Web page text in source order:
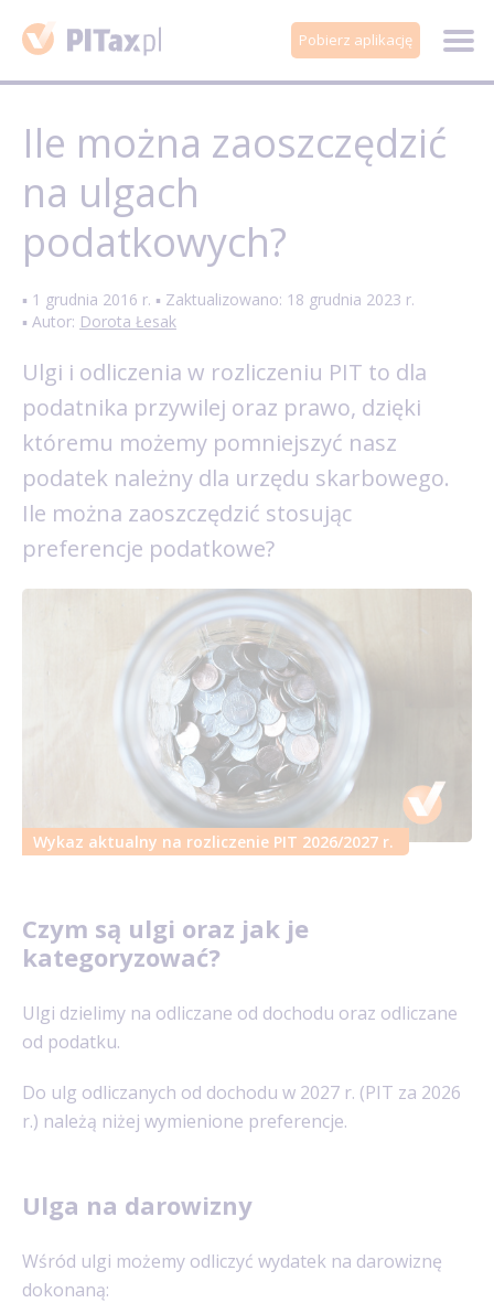
Pobierz aplikację
Ile można zaoszczędzić
na ulgach
podatkowych?
▪ 1 grudnia 2016 r. ▪ Zaktualizowano: 18 grudnia 2023 r.
▪ Autor: Dorota Łesak
Ulgi i odliczenia w rozliczeniu PIT to dla
podatnika przywilej oraz prawo, dzięki
któremu możemy pomniejszyć nasz
podatek należny dla urzędu skarbowego.
Ile można zaoszczędzić stosując
preferencje podatkowe?
Wykaz aktualny na rozliczenie PIT 2026/2027 r.
Czym są ulgi oraz jak je
kategoryzować?
Ulgi dzielimy na odliczane od dochodu oraz odliczane
od podatku.
Do ulg odliczanych od dochodu w 2027 r. (PIT za 2026
r.) należą niżej wymienione preferencje.
Ulga na darowizny
Wśród ulgi możemy odliczyć wydatek na darowiznę
dokonaną: